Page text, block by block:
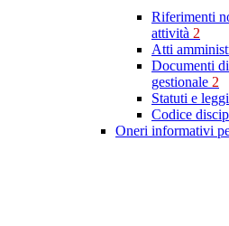
Riferimenti
attività 2
Atti
Documenti
gestionale 2
Statuti e
Codice
Oneri informativi